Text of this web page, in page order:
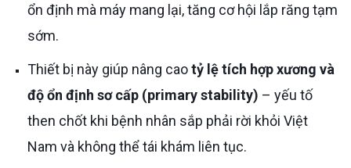
ổn định mà máy mang lại, tăng cơ hội lắp răng tạm
sớm.
Thiết bị này giúp nâng caotỷ lệ tích hợp xương và
độ ổn định sơ cấp (primary stability) – yếu tố
then chốt khi bệnh nhân sắp phải rời khỏi Việt
Nam và không thể tái khám liên tục.